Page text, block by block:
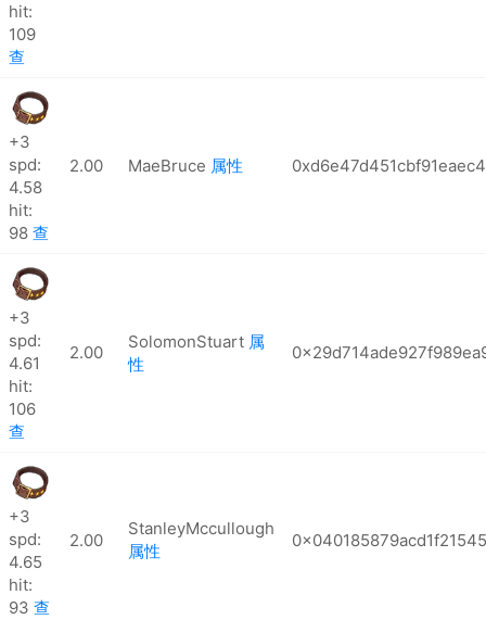
hit:
109
查
+3
spd:
4.58
hit:
98 查
2.00 MaeBruce 属性
+3
spd:
4.61
hit:
106
查
2.00
SolomonStuart 属
性
+3
spd:
4.65
hit:
93 查
2.00
StanleyMccullough
属性